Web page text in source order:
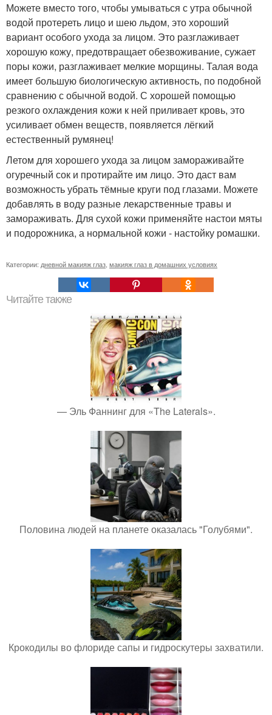
Можете вместо того, чтобы умываться с утра обычной
водой протереть лицо и шею льдом, это хороший
вариант особого ухода за лицом. Это разглаживает
хорошую кожу, предотвращает обезвоживание, сужает
поры кожи, разглаживает мелкие морщины. Талая вода
имеет большую биологическую активность, по подобной
сравнению с обычной водой. С хорошей помощью
резкого охлаждения кожи к ней приливает кровь, это
усиливает обмен веществ, появляется лёгкий
естественный румянец!
Летом для хорошего ухода за лицом замораживайте
огуречный сок и протирайте им лицо. Это даст вам
возможность убрать тёмные круги под глазами. Можете
добавлять в воду разные лекарственные травы и
замораживать. Для сухой кожи применяйте настои мяты
и подорожника, а нормальной кожи - настойку ромашки.
Категории: дневной макияж глаз макияж глаз в домашних условиях
Читайте также
— Эль Фаннинг для «The Laterals».
Половина людей на планете оказалась "Голубями".
Крокодилы во флориде сапы и гидроскутеры захватили.